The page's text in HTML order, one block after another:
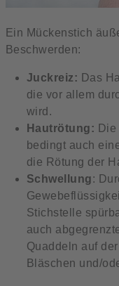
Ein Mückenstich
Beschwerden:
Juckreiz: Das
die vor allem
wird.
Hautrötung:
bedingt auch
die Rötung der
Schwellung:
Stichstelle
auch
Quaddeln auf
Bläschen und/